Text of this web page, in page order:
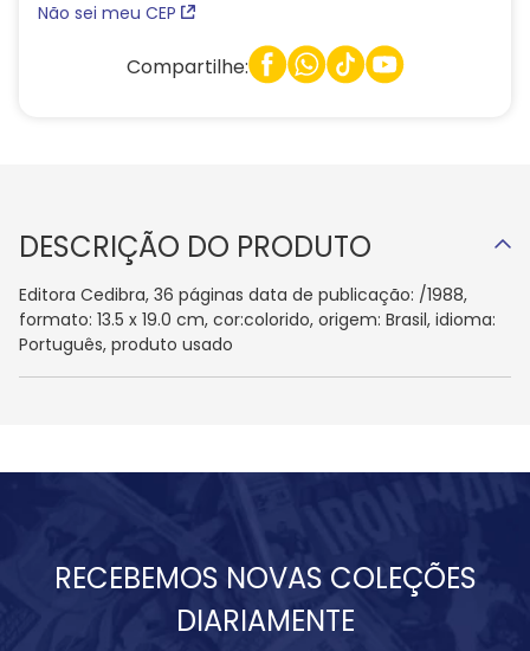
Não sei meu CEP
Compartilhe:
DESCRIÇÃO DO PRODUTO
Editora Cedibra, 36 páginas data de publicação: /1988,
formato: 13.5 x 19.0 cm, cor:colorido, origem: Brasil, idioma:
Português, produto usado
RECEBEMOS NOVAS COLEÇÕES
DIARIAMENTE